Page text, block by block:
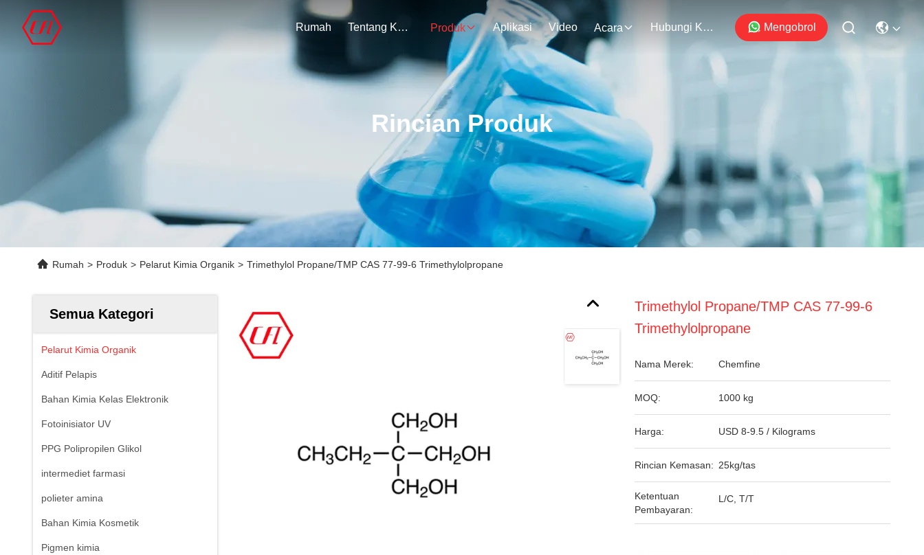
Rumah Tentang Kami Produk Aplikasi Video Acara Hubungi Kami Mengobrol
Rincian Produk
Rumah > Produk > Pelarut Kimia Organik > Trimethylol Propane/TMP CAS 77-99-6 Trimethylolpropane
Semua Kategori
Pelarut Kimia Organik
Aditif Pelapis
Bahan Kimia Kelas Elektronik
Fotoinisiator UV
PPG Polipropilen Glikol
intermediet farmasi
polieter amina
Bahan Kimia Kosmetik
Pigmen kimia
Trimethylol Propane/TMP CAS 77-99-6
Trimethylolpropane
Nama Merek: Chemfine
MOQ: 1000 kg
Harga: USD 8-9.5 / Kilograms
Rincian Kemasan: 25kg/tas
Ketentuan
Pembayaran:
L/C, T/T